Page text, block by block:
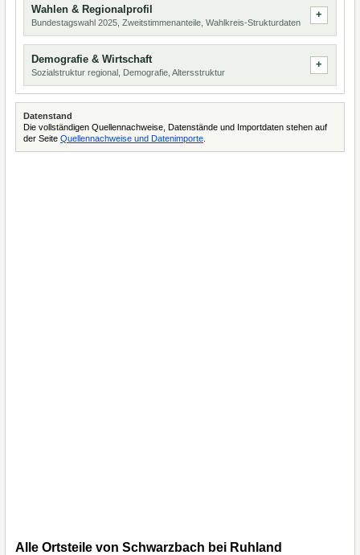
Wahlen & Regionalprofil
Bundestagswahl 2025, Zweitstimmenanteile, Wahlkreis-Strukturdaten
Demografie & Wirtschaft
Sozialstruktur regional, Demografie, Altersstruktur
Datenstand
Die vollständigen Quellennachweise, Datenstände und Importdaten stehen auf
der Seite Quellennachweise und Datenimporte
Alle Ortsteile von Schwarzbach bei Ruhland